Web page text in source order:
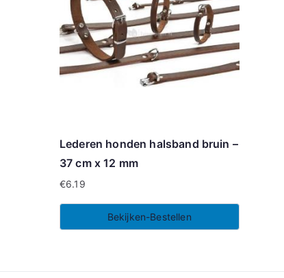
Lederen honden halsband bruin –
37 cm x 12 mm
€6.19
Bekijken-Bestellen